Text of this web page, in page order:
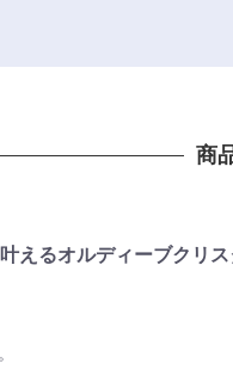
商
えるオルディーブクリ